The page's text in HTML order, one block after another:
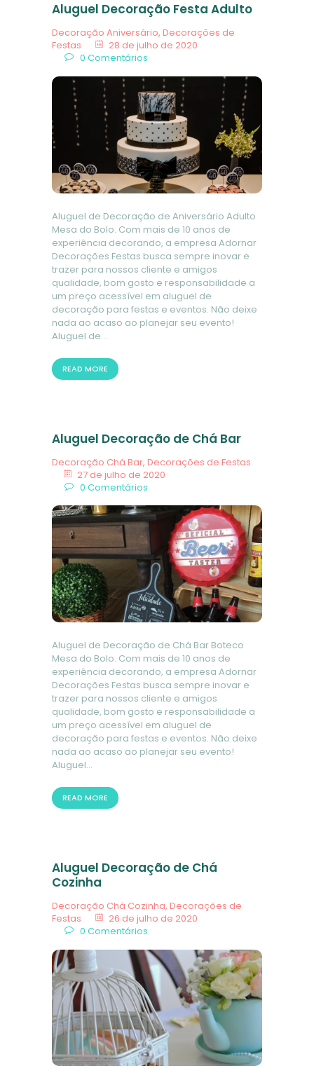
Aluguel Decoração Festa Adulto
Decoração Aniversário, Decorações de
Festas
28 de julho de 2020
0 Comentários
Aluguel de Decoração de Aniversário Adulto
Mesa do Bolo. Com mais de 10 anos de
experiência decorando, a empresa Adornar
Decorações Festas busca sempre inovar e
trazer para nossos cliente e amigos
qualidade, bom gosto e responsabilidade a
um preço acessível em aluguel de
decoração para festas e eventos. Não deixe
nada ao acaso ao planejar seu evento!
Aluguel de…
READ MORE
Aluguel Decoração de Chá Bar
Decoração Chá Bar, Decorações de Festas
27 de julho de 2020
0 Comentários
Aluguel de Decoração de Chá Bar Boteco
Mesa do Bolo. Com mais de 10 anos de
experiência decorando, a empresa Adornar
Decorações Festas busca sempre inovar e
trazer para nossos cliente e amigos
qualidade, bom gosto e responsabilidade a
um preço acessível em aluguel de
decoração para festas e eventos. Não deixe
nada ao acaso ao planejar seu evento!
Aluguel…
READ MORE
Aluguel Decoração de Chá
Cozinha
Decoração Chá Cozinha, Decorações de
Festas
26 de julho de 2020
0 Comentários